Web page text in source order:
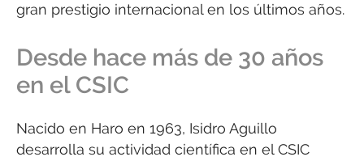
gran prestigio internacional en los últimos años.
Desde hace más de 30 años
en el CSIC
Nacido en Haro en 1963, Isidro Aguillo
desarrolla su actividad científica en el CSIC